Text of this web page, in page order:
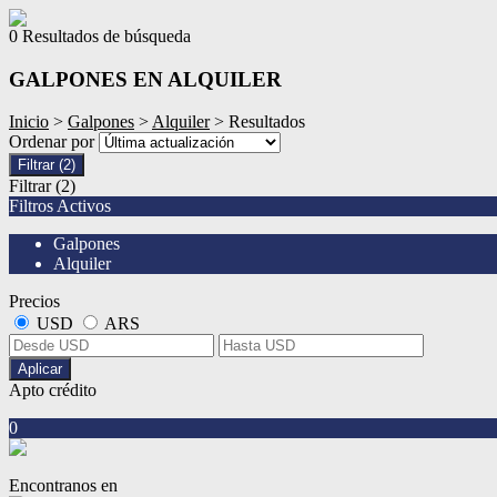
0 Resultados de búsqueda
GALPONES EN ALQUILER
Inicio > Galpones >Alquiler> Resultados
Ordenar por
Filtrar (2)
Filtrar (2)
Filtros Activos
Galpones
Alquiler
Precios
USD
ARS
Aplicar
Apto crédito
0
Encontranos en